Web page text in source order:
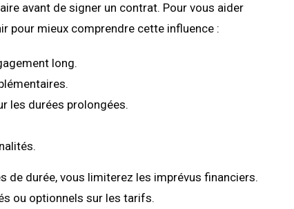
avant de signer un contrat. Pour vous aider
pour mieux comprendre cette influence :
long.
les durées prolongées.
de durée, vous limiterez les imprévus financiers.
ou optionnels sur les tarifs.